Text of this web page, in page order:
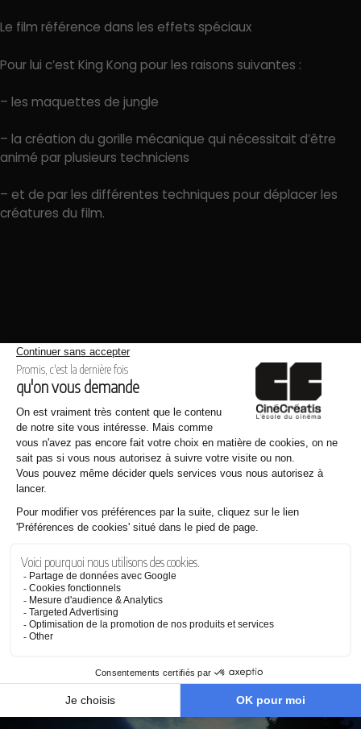
Le film référence dans les effets spéciaux
Pour lui c’est King Kong pour les raisons suivantes :
– les maquettes de jungle
– la création du gorille mécanique qui nécessitait d’être
animé par plusieurs techniciens
– et de par les différentes techniques pour déplacer les
créatures du film.